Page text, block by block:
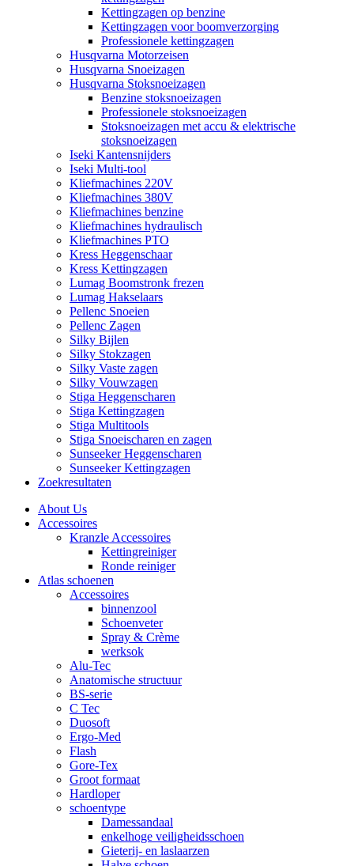
Kettingzagen op benzine
Kettingzagen voor boomverzorging
Professionele kettingzagen
Husqvarna Motorzeisen
Husqvarna Snoeizagen
Husqvarna Stoksnoeizagen
Benzine stoksnoeizagen
Professionele stoksnoeizagen
Stoksnoeizagen met accu & elektrische
stoksnoeizagen
Iseki Kantensnijders
Iseki Multi-tool
Kliefmachines 220V
Kliefmachines 380V
Kliefmachines benzine
Kliefmachines hydraulisch
Kliefmachines PTO
Kress Heggenschaar
Kress Kettingzagen
Lumag Boomstronk frezen
Lumag Hakselaars
Pellenc Snoeien
Pellenc Zagen
Silky Bijlen
Silky Stokzagen
Silky Vaste zagen
Silky Vouwzagen
Stiga Heggenscharen
Stiga Kettingzagen
Stiga Multitools
Stiga Snoeischaren en zagen
Sunseeker Heggenscharen
Sunseeker Kettingzagen
Zoekresultaten
About Us
Accessoires
Kranzle Accessoires
Kettingreiniger
Ronde reiniger
Atlas schoenen
Accessoires
binnenzool
Schoenveter
Spray & Crème
werksok
Alu-Tec
Anatomische structuur
BS-serie
C Tec
Duosoft
Ergo-Med
Flash
Gore-Tex
Groot formaat
Hardloper
schoentype
Damessandaal
enkelhoge veiligheidsschoen
Gieterij- en laslaarzen